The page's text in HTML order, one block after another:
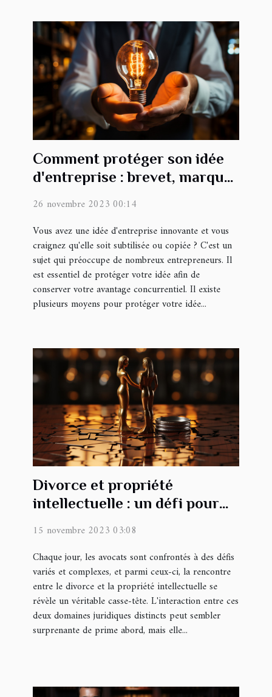
Comment protéger son idée
d'entreprise : brevet, marque
26 novembre 2023 00:14
Vous avez une idée d'entreprise innovante et vous
craignez qu'elle soit subtilisée ou copiée ? C'est un
sujet qui préoccupe de nombreux entrepreneurs. Il
est essentiel de protéger votre idée afin de
conserver votre avantage concurrentiel. Il existe
plusieurs moyens pour protéger votre idée...
Divorce et propriété
intellectuelle : un défi pour
15 novembre 2023 03:08
Chaque jour, les avocats sont confrontés à des défis
variés et complexes, et parmi ceux-ci, la rencontre
entre le divorce et la propriété intellectuelle se
révèle un véritable casse-tête. L'interaction entre ces
deux domaines juridiques distincts peut sembler
surprenante de prime abord, mais elle...